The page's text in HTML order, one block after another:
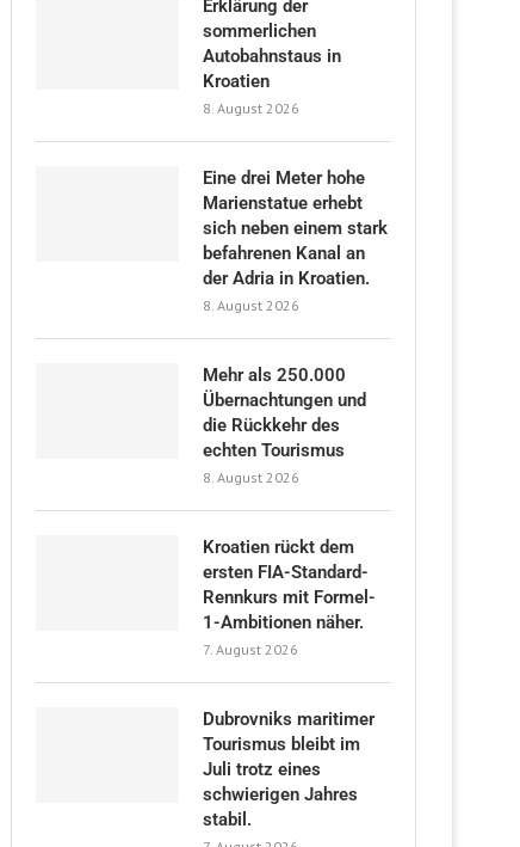
Erklärung der
sommerlichen
Autobahnstaus in
Kroatien
8. August 2026
Eine drei Meter hohe
Marienstatue erhebt
sich neben einem stark
befahrenen Kanal an
der Adria in Kroatien.
8. August 2026
Mehr als 250.000
Übernachtungen und
die Rückkehr des
echten Tourismus
8. August 2026
Kroatien rückt dem
ersten FIA-Standard-
Rennkurs mit Formel-
1-Ambitionen näher.
7. August 2026
Dubrovniks maritimer
Tourismus bleibt im
Juli trotz eines
schwierigen Jahres
stabil.